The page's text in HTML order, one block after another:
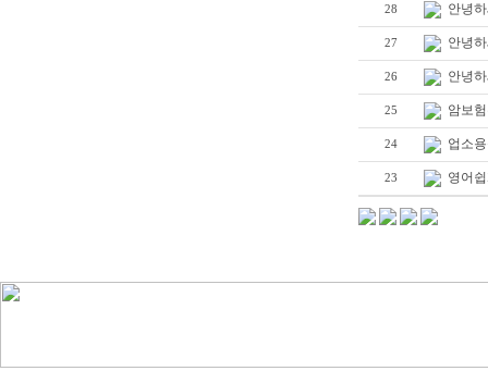
28 안녕
27 안녕
26 안녕
25 암보
24 업소
23 영어